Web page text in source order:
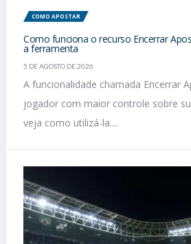
COMO APOSTAR
Como funciona o recurso Encerrar
a ferramenta
5 DE AGOSTO DE 2026
A funcionalidade chamada Encerrar
jogador com maior controle sobre
veja como utilizá-la....